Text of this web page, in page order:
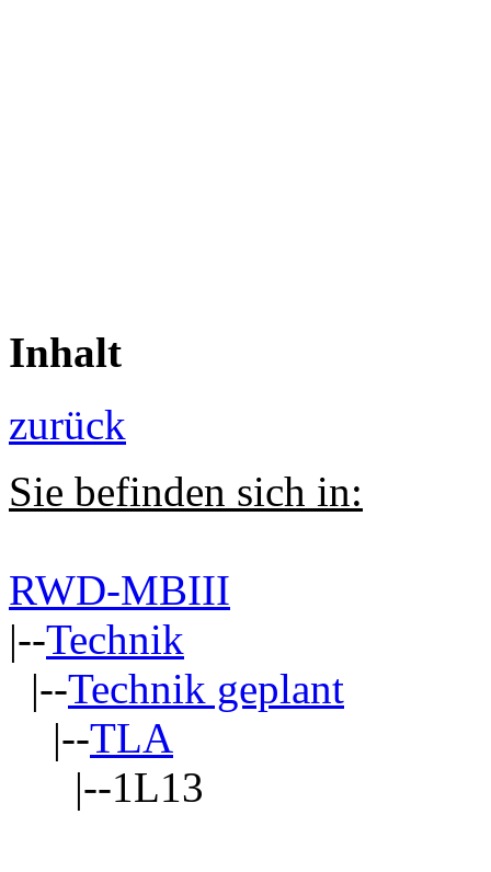
Inhalt
zurück
Sie befinden sich in:
RWD-MBIII
|--Technik
|--Technik geplant
|--TLA
|--1L13